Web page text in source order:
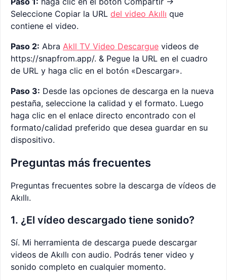
Seleccione Copiar la URL del video Akıllı que
contiene el video.
Paso 2: Abra Akll TV Video Descargue videos de
https://snapfrom.app/. & Pegue la URL en el cuadro
de URL y haga clic en el botón «Descargar».
Paso 3: Desde las opciones de descarga en la nueva
pestaña, seleccione la calidad y el formato. Luego
haga clic en el enlace directo encontrado con el
formato/calidad preferido que desea guardar en su
dispositivo.
Preguntas más frecuentes
Preguntas frecuentes sobre la descarga de vídeos de
Akıllı.
1. ¿El vídeo descargado tiene sonido?
Sí. Mi herramienta de descarga puede descargar
videos de Akıllı con audio. Podrás tener video y
sonido completo en cualquier momento.